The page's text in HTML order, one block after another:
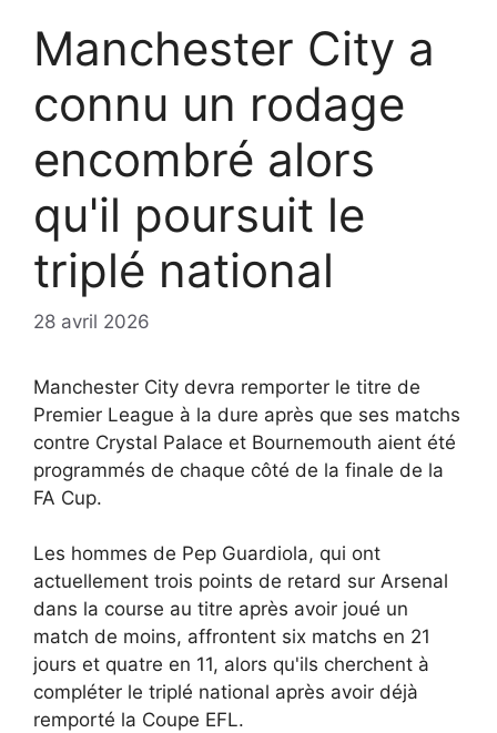
Manchester City a
connu un rodage
encombré alors
qu'il poursuit le
triplé national
28 avril 2026
Manchester City devra remporter le titre de
Premier League à la dure après que ses matchs
contre Crystal Palace et Bournemouth aient été
programmés de chaque côté de la finale de la
FA Cup.
Les hommes de Pep Guardiola, qui ont
actuellement trois points de retard sur Arsenal
dans la course au titre après avoir joué un
match de moins, affrontent six matchs en 21
jours et quatre en 11, alors qu'ils cherchent à
compléter le triplé national après avoir déjà
remporté la Coupe EFL.